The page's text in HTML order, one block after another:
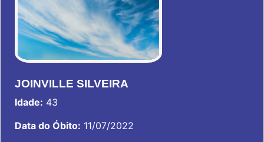
JOINVILLE SILVEIRA
Idade: 43
Data do Óbito: 11/07/2022